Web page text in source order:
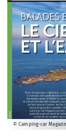
© Camping-car